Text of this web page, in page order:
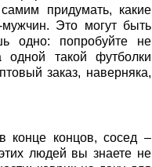
придумать, какие
мужчин. Это могут быть
одно: попробуйте не
одной такой футболки
заказ, наверняка,
конце концов, сосед –
людей вы знаете не